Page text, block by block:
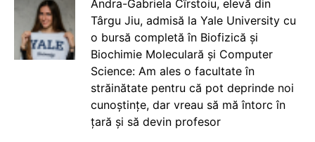
Andra-Gabriela Cîrstoiu, elevă din
Târgu Jiu, admisă la Yale University cu
o bursă completă în Biofizică și
Biochimie Moleculară și Computer
Science: Am ales o facultate în
străinătate pentru că pot deprinde noi
cunoștințe, dar vreau să mă întorc în
țară și să devin profesor